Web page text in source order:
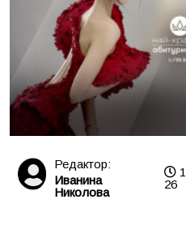
Редактор:
Иванина
Николова
26